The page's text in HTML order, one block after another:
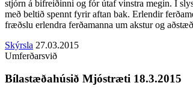
stjórn á bifreiðinni og fór útaf vinstra megin. Í
með beltið spennt fyrir aftan bak. Erlendir
fræðslu erlendra ferðamanna um akstur og
Skýrsla 27.03.2015
Umferðarsvið
Bílastæðahúsið Mjóstræti 18.3.2015